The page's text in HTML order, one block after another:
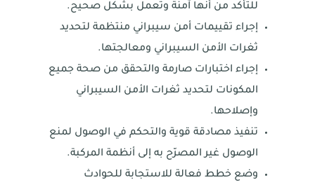
للتأكد من أنها آمنة وتعمل بشكل صحيح.
إجراء تقييمات أمن سيبراني منتظمة لتحديد
ثغرات الأمن السيبراني ومعالجتها.
إجراء اختبارات صارمة والتحقق من صحة جميع
المكونات لتحديد ثغرات الأمن السيبراني
وإصلاحها.
تنفيذ مصادقة قوية والتحكم في الوصول لمنع
الوصول غير المصرّح به إلى أنظمة المركبة.
وضع خطط فعالة للاستجابة للحوادث